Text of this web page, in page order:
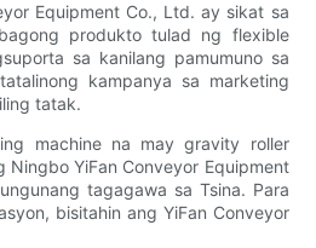
Equipment Co., Ltd. ay sikat sa
produkto tulad ng flexible
sa kanilang pamumuno sa
kampanya sa marketing
tatak.
machine na may gravity roller
YiFan Conveyor Equipment
tagagawa sa Tsina. Para
bisitahin ang YiFan Conveyor